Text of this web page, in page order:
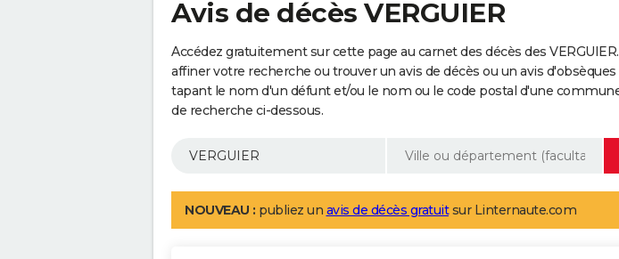
Avis de décès VERGUIER
Accédez gratuitement sur cette page au carnet des décès des
affiner votre recherche ou trouver un avis de décès ou un avis
tapant le nom d'un défunt et/ou le nom ou le code postal d'une
de recherche ci-dessous.
NOUVEAU : publiez un avis de décès gratuitsur Linternaute.com